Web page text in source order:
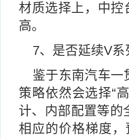
材质选择上，中控
高。
7、是否延续V系
鉴于东南汽车一
策略依然会选择“
计、内部配置等的
相应的价格梯度